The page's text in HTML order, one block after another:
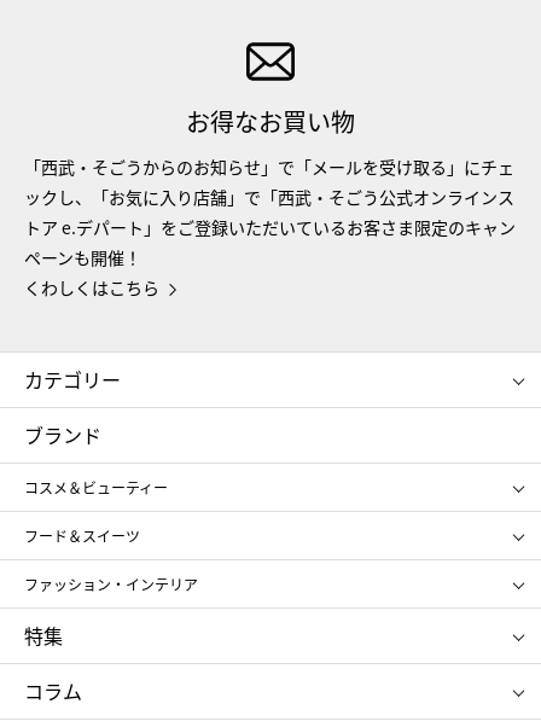
お得なお買い物
「西武・そごうからのお知らせ」で「メールを受け取る」にチェ
ックし、「お気に入り店舗」で「西武・そごう公式オンラインス
トア e.デパート」をご登録いただいているお客さま限定のキャン
ペーンも開催！
くわしくはこちら
カテゴリー
コスメ＆ビューティー
ギフト
レディース
メンズ
スポーツ・アウトドア
お中元
お歳暮
ブランド
コスメ＆ビューティー
SHISEIDO
ポール&ジョー ボーテ
ジルスチュアート
NARS
RMK
クリニーク
SK-Ⅱ
フード＆スイーツ
アンリ・シャルパンティエ
ゴディバ
新宿高野
たねや
ねんりん家
ファッション・インテリア
ポロ ラルフ ローレン
タケオ キクチ
ママ＆キッズ
シュタイフ
特集
お中元
ひな人形
五月人形
コラム